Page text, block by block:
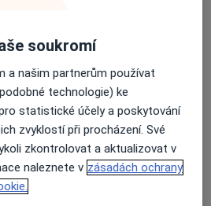
mapu
se otevře v nové záložce
kalendář není aktivní
udělat?
návštěvy)
přijímá pacienty na pojišťovnu
soukromí
a našim partnerům používat
technologie) ke
statistické účely a poskytování
zvyklostí při procházení. Své
zkontrolovat a aktualizovat v
naleznete v zásadách ochrany